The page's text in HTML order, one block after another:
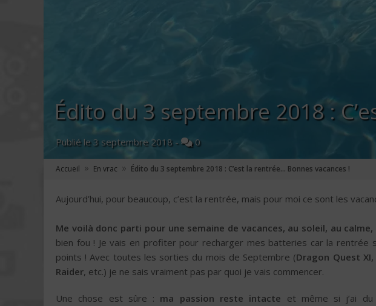
Édito du 3 septembre 2018 :
Publié le3 septembre 2018 - 0
Accueil » En vrac » Édito du 3 septembre 2018 : C’est la rentrée… Bonnes vacances !
Aujourd’hui, pour beaucoup, c’est la rentrée, mais pour moi ce sont les
Me voilà donc parti pour une semaine de vacances, au soleil, au
bien fou ! Je vais en profiter pour recharger mes batteries car la rentrée
points ! Avec toutes les sorties du mois de Septembre (Dragon Quest
Raider, etc.) je ne sais vraiment pas par quoi je vais commencer.
Une chose est sûre : ma passion reste intacte et même si j’ai